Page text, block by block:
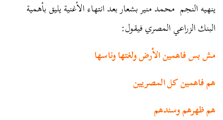
ينهيه النجم محمد منير بشعار بعد انتهاء الأغنية يليق بأهمية
البنك الزراعي المصري فيقول:
مش بس فاهمين الأرض ولغتها وناسها
هم فاهمين كل المصريين
هم ظهرهم وسندهم